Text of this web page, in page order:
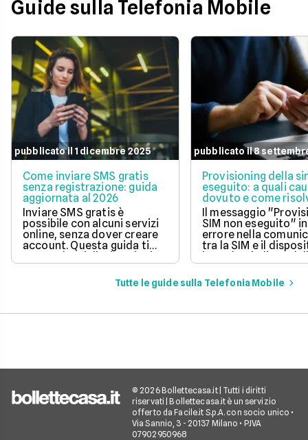
Guide sulla Telefonia Mobile
pubblicato il 1 dicembre 2025
Come inviare SMS gratis
senza registrazione: guida
aggiornata al 2026
Inviare SMS gratis è
possibile con alcuni servizi
online, senza dover creare
account. Questa guida ti
mostra le migliori opzioni
per inviare messaggi senza
pubblicato il 8
Provisioning della
eseguito: a quali
dovuto e come
questo errore
Il messaggio
SIM non eseguito"
errore nella
tra la SIM e il
impedendo l'uso
mobile.
Tutte le guide sulla Telefonia Mobile
© 2026 Bollettecasa.it | Tutti i diritti
riservati | Bollettecasa.it è un servizio
offerto da Facile.it S.p.A. con socio unico •
Via Sannio, 3 - 20137 Milano • P.IVA
07902950968